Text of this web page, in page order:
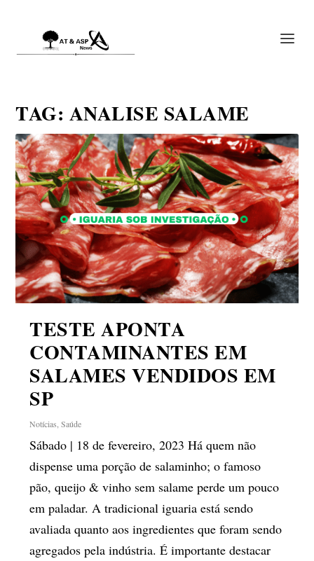
TAG: ANALISE SALAME
TESTE APONTA
CONTAMINANTES EM
SALAMES VENDIDOS EM
SP
Notícias ,Saúde
Sábado | 18 de fevereiro, 2023 Há quem não
dispense uma porção de salaminho; o famoso
pão, queijo & vinho sem salame perde um pouco
em paladar. A tradicional iguaria está sendo
avaliada quanto aos ingredientes que foram sendo
agregados pela indústria. É importante destacar